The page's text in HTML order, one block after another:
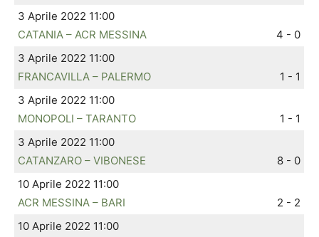
3 Aprile 2022 11:00
CATANIA – ACR MESSINA
4 - 0
3 Aprile 2022 11:00
FRANCAVILLA – PALERMO
1 - 1
3 Aprile 2022 11:00
MONOPOLI – TARANTO
1 - 1
3 Aprile 2022 11:00
CATANZARO – VIBONESE
8 - 0
10 Aprile 2022 11:00
ACR MESSINA – BARI
2 - 2
10 Aprile 2022 11:00